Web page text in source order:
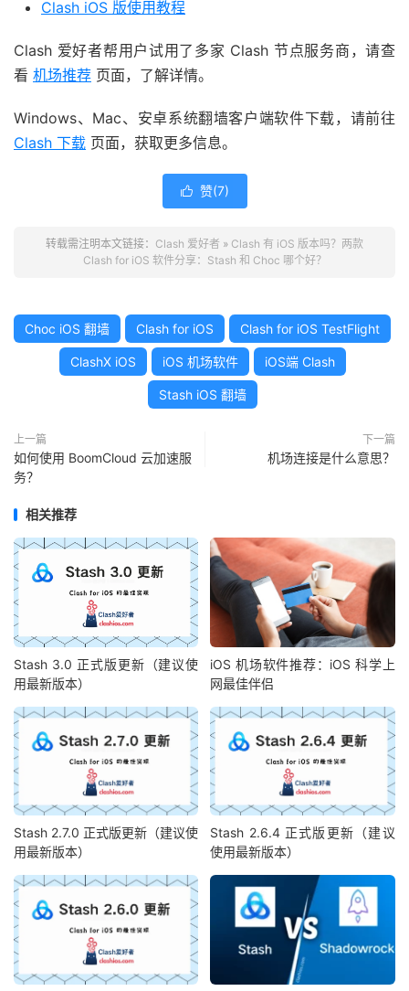
Clash iOS 版使用教程
Clash 爱好者帮用户试用了多家 Clash 节点服务商，请查
看 机场推荐 页面，了解详情。
Windows、Mac、安卓系统翻墙客户端软件下载，请前往
Clash 下载 页面，获取更多信息。
 赞(7)
转载需注明本文链接： Clash 爱好者 » Clash 有 iOS 版本吗？两款
Clash for iOS 软件分享：Stash 和 Choc 哪个好？
Choc iOS 翻墙 Clash for iOS Clash for iOS TestFlight
ClashX iOS iOS 机场软件 iOS端 Clash
Stash iOS 翻墙
上一篇
如何使用 BoomCloud 云加速服
务？
下一篇
机场连接是什么意思？
相关推荐
Stash 3.0 正式版更新（建议使
用最新版本）
iOS 机场软件推荐：iOS 科学上
网最佳伴侣
Stash 2.7.0 正式版更新（建议使
用最新版本）
Stash 2.6.4 正式版更新（建议
使用最新版本）